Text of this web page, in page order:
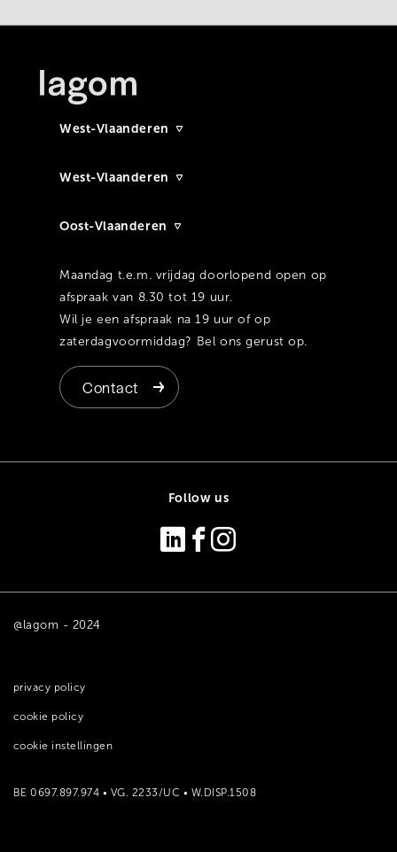
West-Vlaanderen
West-Vlaanderen
Oost-Vlaanderen
Maandag t.e.m. vrijdag doorlopend open op
afspraak van 8.30 tot 19 uur.
Wil je een afspraak na 19 uur of op
zaterdagvoormiddag? Bel ons gerust op.
Contact
Follow us
@lagom - 2024
privacy policy
cookie policy
cookie instellingen
BE 0697.897.974 • VG. 2233/UC • W.DISP.1508